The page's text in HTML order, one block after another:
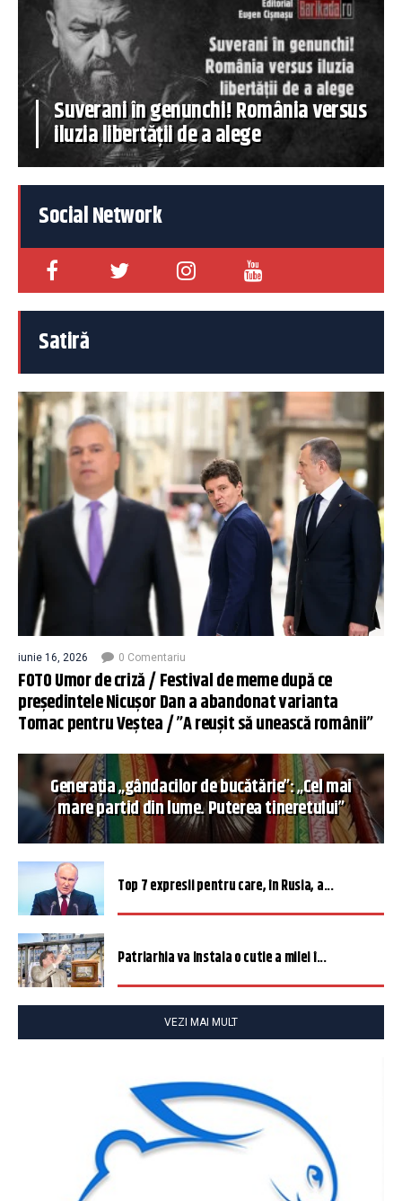
Suverani în genunchi! România versus
iluzia libertății de a alege
Social Network
Satiră
iunie 16, 2026 0 Comentariu
FOTO Umor de criză / Festival de meme după ce
președintele Nicușor Dan a abandonat varianta
Tomac pentru Veștea / ”A reușit să unească românii”
Generația „gândacilor de bucătărie”: „Cel mai
mare partid din lume. Puterea tineretului”
Top 7 expresii pentru care, în Rusia, a...
Patriarhia va instala o cutie a milei î...
VEZI MAI MULT